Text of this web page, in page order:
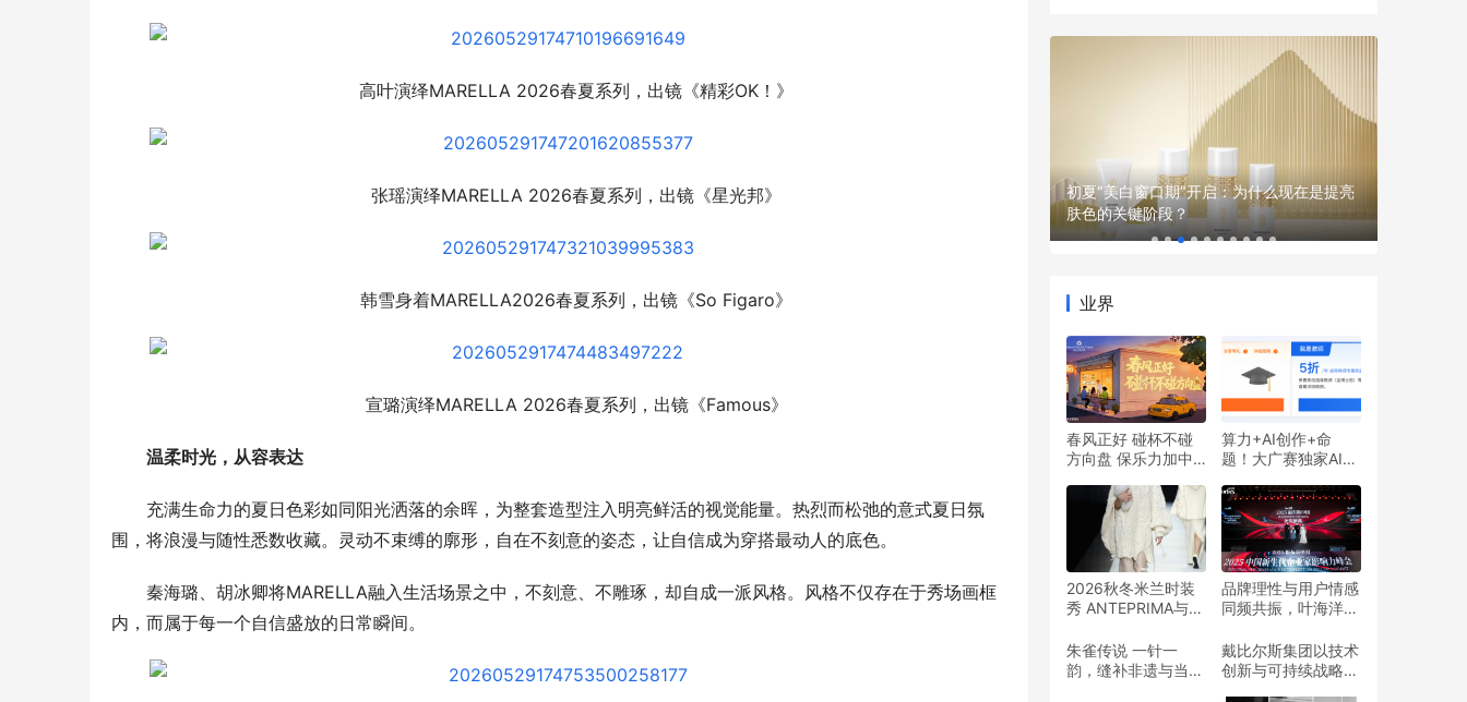
高叶演绎MARELLA 2026春夏系列，出镜《精彩OK！》
张瑶演绎MARELLA 2026春夏系列，出镜《星光邦》
韩雪身着MARELLA2026春夏系列，出镜《So Figaro》
宣璐演绎MARELLA 2026春夏系列，出镜《Famous》
温柔时光，从容表达
充满生命力的夏日色彩如同阳光洒落的余晖，为整套造型注入明亮鲜活的视觉能量。热烈而松弛的意式夏日氛
围，将浪漫与随性悉数收藏。灵动不束缚的廓形，自在不刻意的姿态，让自信成为穿搭最动人的底色。
秦海璐、胡冰卿将MARELLA融入生活场景之中，不刻意、不雕琢，却自成一派风格。风格不仅存在于秀场画框
内，而属于每一个自信盛放的日常瞬间。
金线莲修护季全国联动，片仔癀化妆品构建
初夏“美白窗口期”开启：为什么现在是提亮
肤色的关键阶段？
业界
春风正好 碰杯不碰
方向盘 保乐力加中
共同倡导“酒后不驾
算力+AI创作+命
题！大广赛独家AI战
邀你探索AI创意
2026秋冬米兰时装
秀 ANTEPRIMA与著
永爱子合作 艺术与
精致美学交汇 捕捉
品牌理性与用户情感
同频共振，叶海洋筑
朱雀传说 一针一
韵，缝补非遗与当代
戴比尔斯集团以技术
创新与可持续战略引